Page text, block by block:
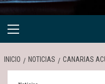
Menú
INICIO NOTICIAS CANARIAS